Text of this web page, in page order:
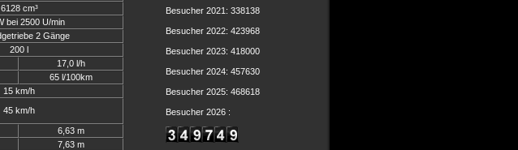
6128 cm³
bei 2500 U/min
2 Gänge
200 l
17,0 l/h
65 l/100km
15 km/h
45 km/h
6,63 m
7,63 m
Besucher 2021: 338138
Besucher 2022: 423968
Besucher 2023: 418000
Besucher 2024: 457630
Besucher 2025: 468618
Besucher 2026 :